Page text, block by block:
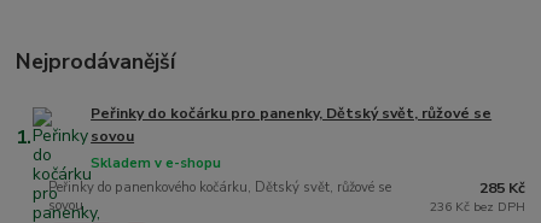
Nejprodávanější
1.
Peřinky do kočárku pro panenky, Dětský svět, růžové se
sovou
Peřinky do panenkového kočárku, Dětský svět, růžové se
sovou
Skladem v e-shopu
285 Kč
236 Kč bez DPH